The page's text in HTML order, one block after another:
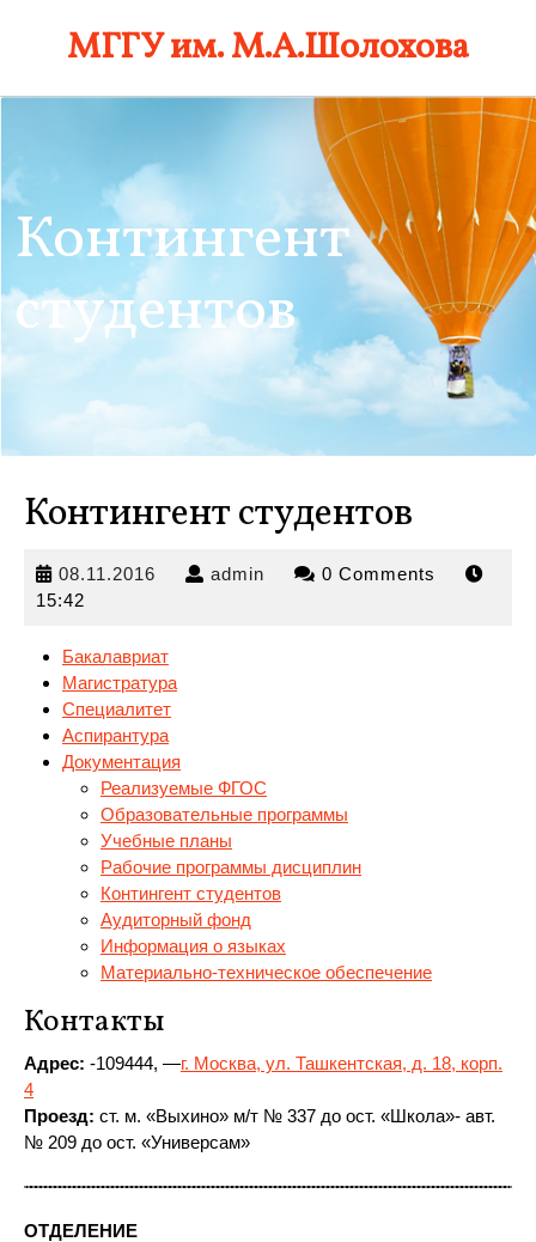
МГГУ им. М.А.Шолохова
Контингент
студентов
Контингент студентов
08.11.2016 08.11.2016
admin admin 0 Comments
15:42
Бакалавриат
Магистратура
Специалитет
Аспирантура
Документация
Реализуемые ФГОС
Образовательные программы
Учебные планы
Рабочие программы дисциплин
Контингент студентов
Аудиторный фонд
Информация о языках
Материально-техническое обеспечение
Контакты
Адрес: -109444, —г. Москва, ул. Ташкентская, д. 18, корп.
4
Проезд: ст. м. «Выхино» м/т № 337 до ост. «Школа»- авт.
№ 209 до ост. «Универсам»
ОТДЕЛЕНИЕ